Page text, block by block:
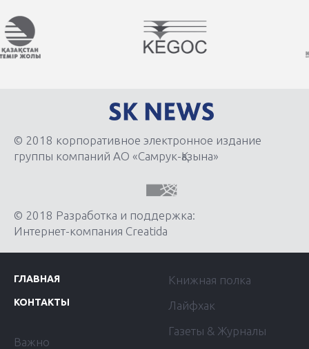
© 2018 корпоративное электронное издание
группы компаний АО «Самрук-Қазына»
© 2018 Разработка и поддержка:
Интернет-компания Creatida
ГЛАВНАЯ
КОНТАКТЫ
Важно
Книжная полка
Лайфхак
Газеты & Журналы